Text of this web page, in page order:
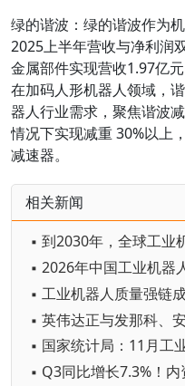
绿的谐波：绿的谐波作为
2025上半年营收与净利润
金属部件实现营收1.97亿
在加码人形机器人领域，
器人行业需求，聚焦谐波
情况下实现减重 30%以上
减速器。
相关新闻
▪ 2026年中国工业机器
▪ 工业机器人质量强链
▪ 国家统计局：11月工